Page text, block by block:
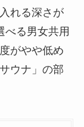
れる深さが
べる男女共用
がやや低め
ウナ」の部